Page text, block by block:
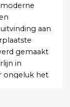
aan
gemaakt
in
ongeluk het